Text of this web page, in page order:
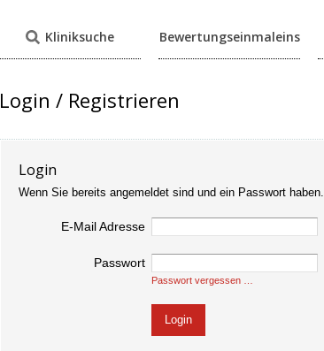
Kliniksuche Bewertungseinmaleins
Login / Registrieren
Login
Wenn Sie bereits angemeldet sind und ein Passwort haben.
E-Mail Adresse
Passwort
Passwort vergessen …